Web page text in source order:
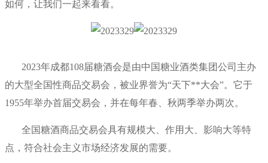
如何，让我们一起来看看。
2023年成都108届糖酒会是由中国糖业酒类集团公司主办
的大型全国性商品交易会，被业界誉为“天下**大会”。它于
1955年举办首届交易会，并在每年春、秋两季举办两次。
全国糖酒商品交易会具有规模大、作用大、影响大等特
点，符合社会主义市场经济发展的需要。